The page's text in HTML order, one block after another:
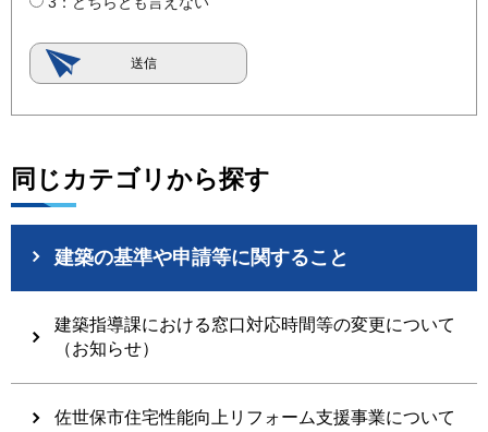
同じカテゴリから探す
建築の基準や申請等に関すること
建築指導課における窓口対応時間等の変更について
（お知らせ）
佐世保市住宅性能向上リフォーム支援事業について